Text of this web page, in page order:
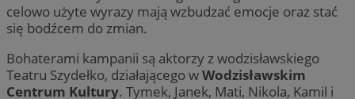
celowo użyte wyrazy mają wzbudzać emocje oraz stać
się bodźcem do zmian.
Bohaterami kampanii są aktorzy z wodzisławskiego
Teatru Szydełko, działającego wWodzisławskim
Centrum Kultury. Tymek, Janek, Mati, Nikola, Kamil i